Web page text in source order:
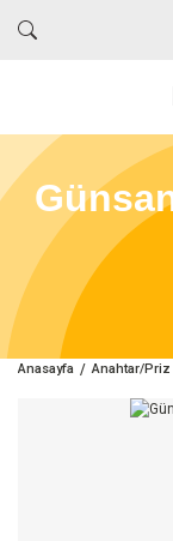
Anasayfa Anahtar/Priz